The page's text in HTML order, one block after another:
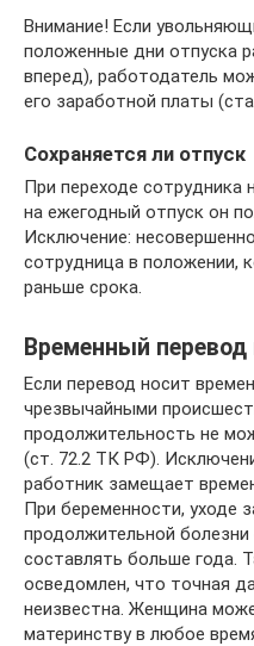
Внимание! Если
положенные дни отпуска
вперед), работодатель
его заработной платы
Сохраняется ли отпуск
При переходе сотрудника
на ежегодный отпуск он
Исключение:
сотрудница в положении,
раньше срока.
Временный перевод
Если перевод носит
чрезвычайными
продолжительность не
(ст. 72.2 ТК РФ).
работник замещает
При беременности, уходе
продолжительной
составлять больше года.
осведомлен, что точная
неизвестна. Женщина
материнству в любое